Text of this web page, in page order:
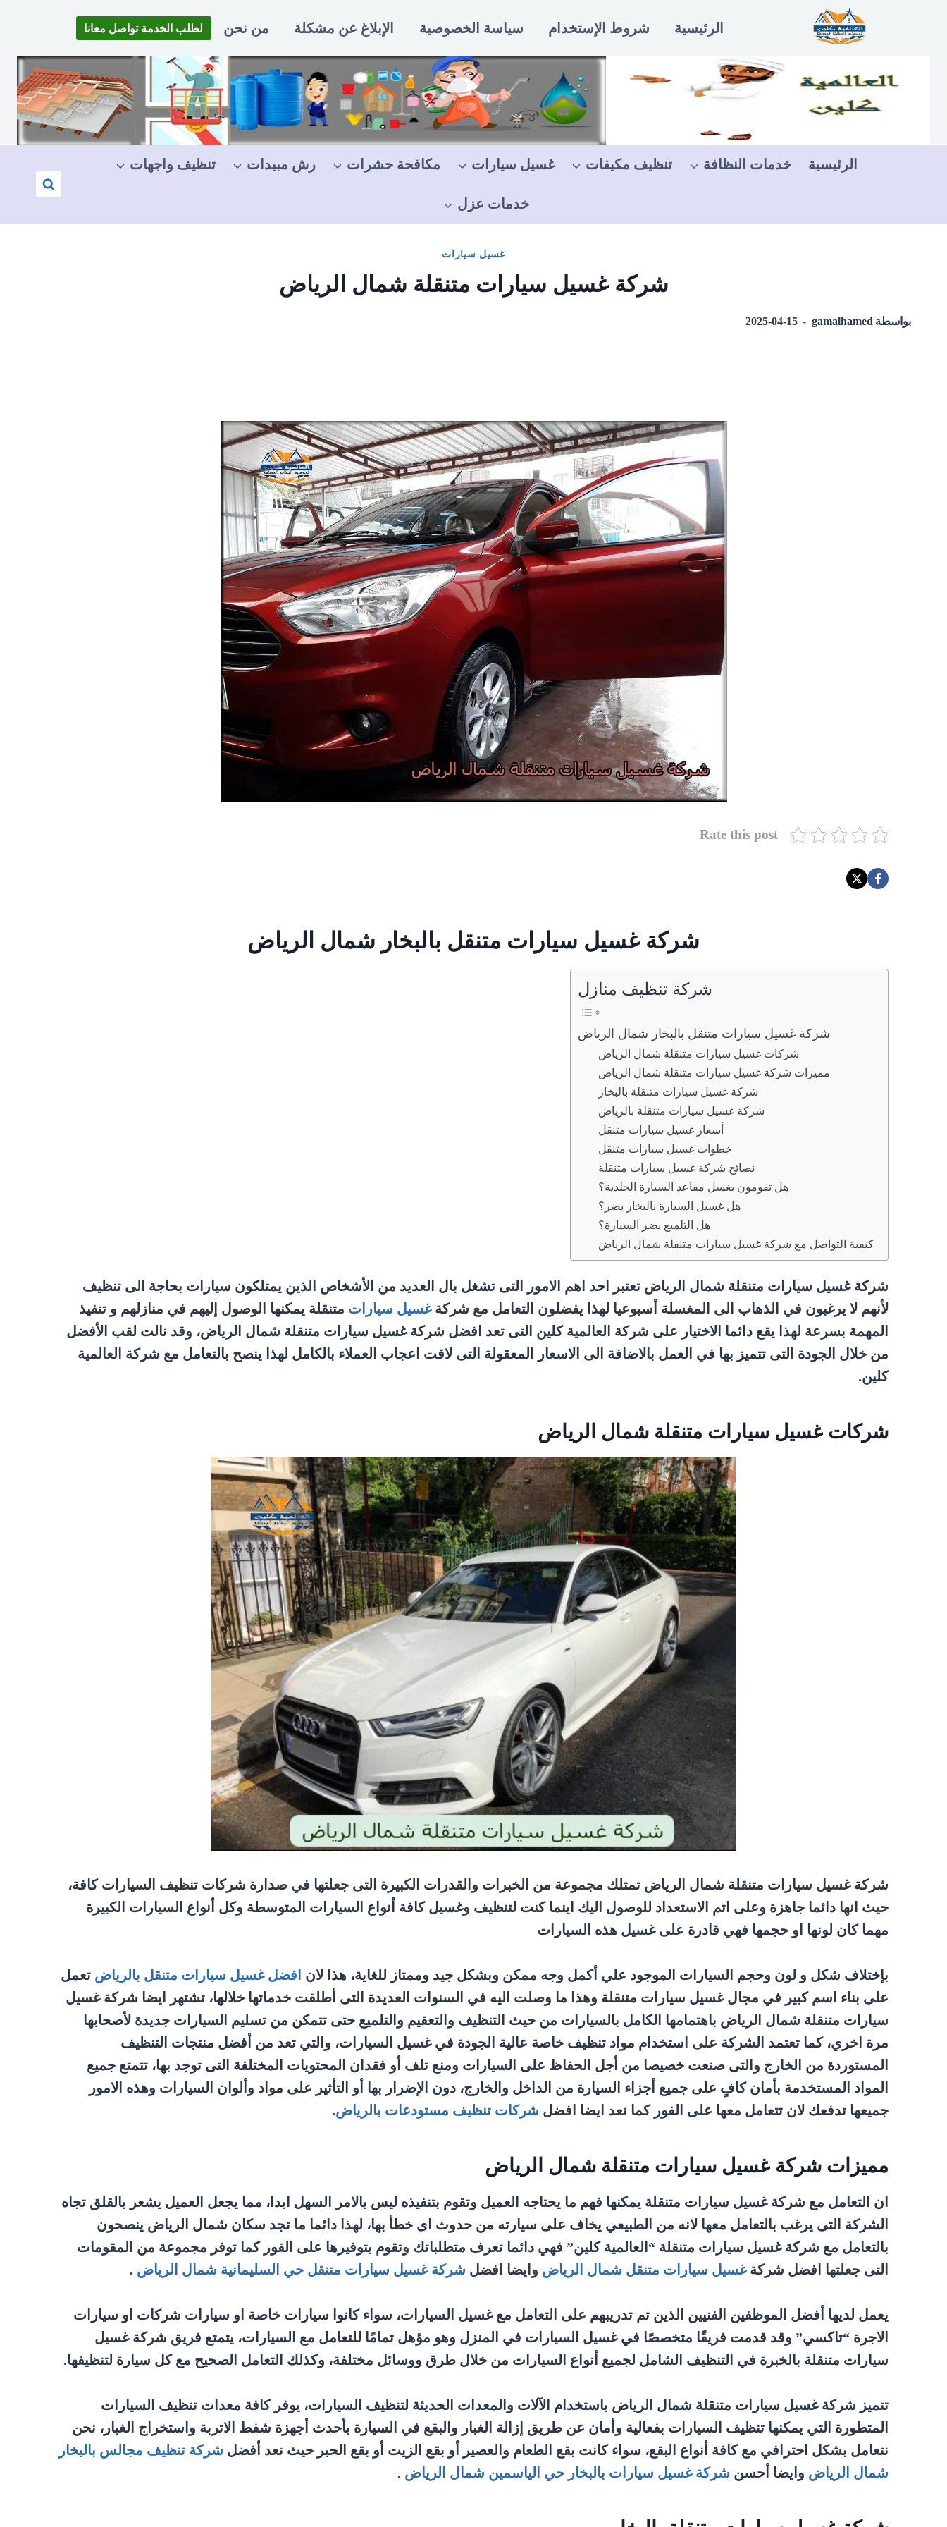
الرئيسية شروط الإستخدام سياسة الخصوصية الإبلاغ عن مشكلة من نحن لطلب الخدمة تواصل معانا
الرئيسية خدمات النظافة تنظيف مكيفات غسيل سيارات مكافحة حشرات رش مبيدات تنظيف واجهات
خدمات عزل
غسيل سيارات
شركة غسيل سيارات متنقلة شمال الرياض
بواسطة gamalhamed
2025-04-15
Rate this post
شركة غسيل سيارات متنقل بالبخار شمال الرياض
شركة تنظيف منازل
شركة غسيل سيارات متنقل بالبخار شمال الرياض
شركات غسيل سيارات متنقلة شمال الرياض
مميزات شركة غسيل سيارات متنقلة شمال الرياض
شركة غسيل سيارات متنقلة بالبخار
شركة غسيل سيارات متنقلة بالرياض
أسعار غسيل سيارات متنقل
خطوات غسيل سيارات متنقل
نصائح شركة غسيل سيارات متنقلة
هل تقومون بغسل مقاعد السيارة الجلدية؟
هل غسيل السيارة بالبخار يضر؟
هل التلميع يضر السيارة؟
كيفية التواصل مع شركة غسيل سيارات متنقلة شمال الرياض
شركة غسيل سيارات متنقلة شمال الرياض تعتبر احد اهم الامور التى تشغل بال العديد من الأشخاص الذين يمتلكون سيارات بحاجة الى تنظيف
لأنهم لا يرغبون في الذهاب الى المغسلة أسبوعيا لهذا يفضلون التعامل مع شركةغسيل سيارات متنقلة يمكنها الوصول إليهم في منازلهم و تنفيذ
المهمة بسرعة لهذا يقع دائما الاختيار على شركة العالمية كلين التى تعد افضل شركة غسيل سيارات متنقلة شمال الرياض، وقد نالت لقب الأفضل
من خلال الجودة التى تتميز بها في العمل بالاضافة الى الاسعار المعقولة التى لاقت اعجاب العملاء بالكامل لهذا ينصح بالتعامل مع شركة العالمية
كلين.
شركات غسيل سيارات متنقلة شمال الرياض
شركة غسيل سيارات متنقلة شمال الرياض تمتلك مجموعة من الخبرات والقدرات الكبيرة التى جعلتها في صدارة شركات تنظيف السيارات كافة،
حيث انها دائما جاهزة وعلى اتم الاستعداد للوصول اليك اينما كنت لتنظيف وغسيل كافة أنواع السيارات المتوسطة وكل أنواع السيارات الكبيرة
مهما كان لونها او حجمها فهي قادرة على غسيل هذه السيارات
بإختلاف شكل و لون وحجم السيارات الموجود علي أكمل وجه ممكن وبشكل جيد وممتاز للغاية، هذا لان افضل غسيل سيارات متنقل بالرياض تعمل
على بناء اسم كبير في مجال غسيل سيارات متنقلة وهذا ما وصلت اليه في السنوات العديدة التى أطلقت خدماتها خلالها، تشتهر ايضا شركة غسيل
سيارات متنقلة شمال الرياض باهتمامها الكامل بالسيارات من حيث التنظيف والتعقيم والتلميع حتى تتمكن من تسليم السيارات جديدة لأصحابها
مرة اخري، كما تعتمد الشركة على استخدام مواد تنظيف خاصة عالية الجودة في غسيل السيارات، والتي تعد من أفضل منتجات التنظيف
المستوردة من الخارج والتى صنعت خصيصا من أجل الحفاظ على السيارات ومنع تلف أو فقدان المحتويات المختلفة التى توجد بها، تتمتع جميع
المواد المستخدمة بأمان كافٍ على جميع أجزاء السيارة من الداخل والخارج، دون الإضرار بها أو التأثير على مواد وألوان السيارات وهذه الامور
جميعها تدفعك لان تتعامل معها على الفور كما نعد ايضا افضل شركات تنظيف مستودعات بالرياض.
مميزات شركة غسيل سيارات متنقلة شمال الرياض
ان التعامل مع شركة غسيل سيارات متنقلة يمكنها فهم ما يحتاجه العميل وتقوم بتنفيذه ليس بالامر السهل ابدا، مما يجعل العميل يشعر بالقلق تجاه
الشركة التى يرغب بالتعامل معها لانه من الطبيعي يخاف على سيارته من حدوث اى خطأ بها، لهذا دائما ما تجد سكان شمال الرياض ينصحون
بالتعامل مع شركة غسيل سيارات متنقلة “العالمية كلين” فهي دائما تعرف متطلباتك وتقوم بتوفيرها على الفور كما توفر مجموعة من المقومات
التى جعلتها افضل شركةغسيل سيارات متنقل شمال الرياض وايضا افضل شركة غسيل سيارات متنقل حي السليمانية شمال الرياض .
يعمل لديها أفضل الموظفين الفنيين الذين تم تدريبهم على التعامل مع غسيل السيارات، سواء كانوا سيارات خاصة او سيارات شركات او سيارات
الاجرة “تاكسي” وقد قدمت فريقًا متخصصًا في غسيل السيارات في المنزل وهو مؤهل تمامًا للتعامل مع السيارات، يتمتع فريق شركة غسيل
سيارات متنقلة بالخبرة في التنظيف الشامل لجميع أنواع السيارات من خلال طرق ووسائل مختلفة، وكذلك التعامل الصحيح مع كل سيارة لتنظيفها.
تتميز شركة غسيل سيارات متنقلة شمال الرياض باستخدام الآلات والمعدات الحديثة لتنظيف السيارات، يوفر كافة معدات تنظيف السيارات
المتطورة التي يمكنها تنظيف السيارات بفعالية وأمان عن طريق إزالة الغبار والبقع في السيارة بأحدث أجهزة شفط الاتربة واستخراج الغبار، نحن
نتعامل بشكل احترافي مع كافة أنواع البقع، سواء كانت بقع الطعام والعصير أو بقع الزيت أو بقع الحبر حيث نعد أفضل شركة تنظيف مجالس بالبخار
شمال الرياض وايضا أحسن شركة غسيل سيارات بالبخار حي الياسمين شمال الرياض .